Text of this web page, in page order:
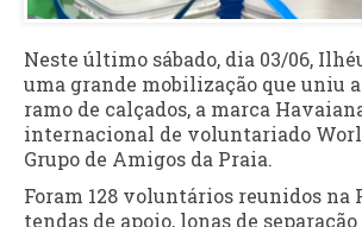
Neste último sábado, dia 03/06,
uma grande mobilização que uniu
ramo de calçados, a marca
internacional de voluntariado
Grupo de Amigos da Praia.
Foram 128 voluntários reunidos na
tendas de apoio, lonas de